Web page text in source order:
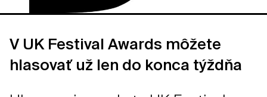
V UK Festival Awards môžete
hlasovať už len do konca týždňa